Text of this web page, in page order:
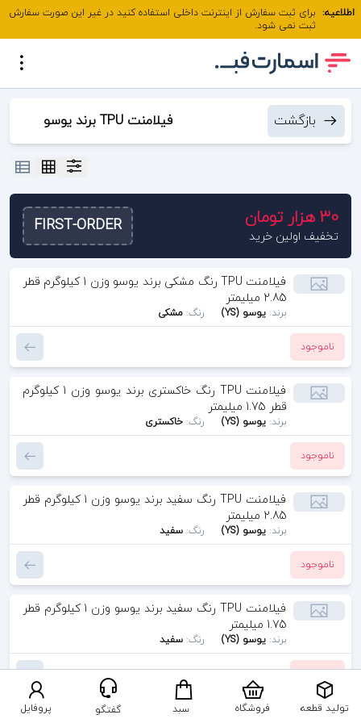
اطلاعیه: برای ثبت سفارش از اینترنت داخلی استفاده کنید در غیر این صورت سفارش
ثبت نمی شود.
بازگشت
فیلامنت TPU برند یوسو
(YS)
30 هزار تومان
تخفیف اولین خرید
FIRST-ORDER
فیلامنت TPU رنگ مشکی برند یوسو وزن 1 کیلوگرم قطر
2.85 میلیمتر
برند: یوسو (YS) رنگ: مشکی
ناموجود
فیلامنت TPU رنگ خاکستری برند یوسو وزن 1 کیلوگرم
قطر 1.75 میلیمتر
برند: یوسو (YS) رنگ: خاکستری
ناموجود
فیلامنت TPU رنگ سفید برند یوسو وزن 1 کیلوگرم قطر
2.85 میلیمتر
برند: یوسو (YS) رنگ: سفید
ناموجود
فیلامنت TPU رنگ سفید برند یوسو وزن 1 کیلوگرم قطر
1.75 میلیمتر
برند: یوسو (YS) رنگ: سفید
ناموجود
فیلامنت TPU رنگ خاکستری برند یوسو وزن 1 کیلوگرم
تولید قطعه فروشگاه سبد گفتگو پروفایل